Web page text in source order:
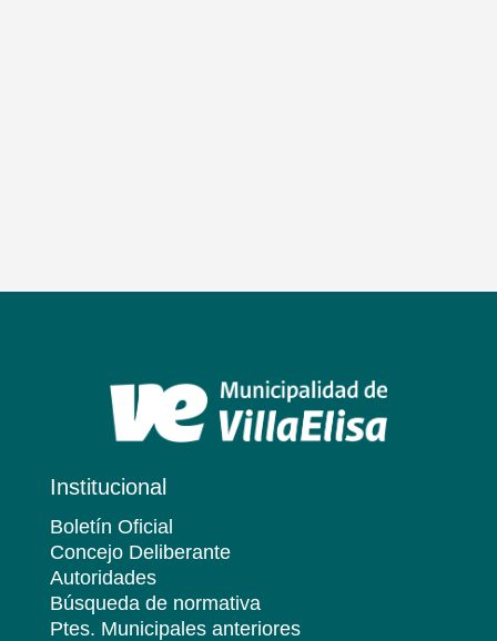
Institucional
Boletín Oficial
Concejo Deliberante
Autoridades
Búsqueda de normativa
Ptes. Municipales anteriores